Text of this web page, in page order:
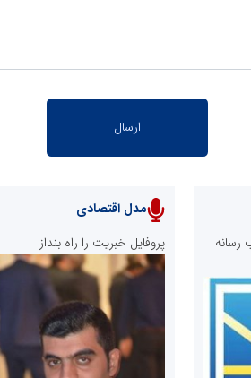
رسانه
مدل اقتصادی
پروفایل خبریت را راه بنداز